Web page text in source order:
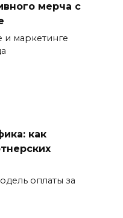
мерча с
маркетинге
как
оплаты за